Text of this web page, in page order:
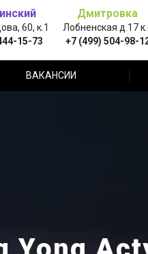
60, к.1
15-73
Дмитровка
Лобненская д.17
+7 (499) 504-98-
ВАКАНСИИ